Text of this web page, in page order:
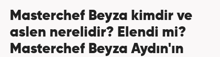
Masterchef Beyza kimdir ve
aslen nerelidir? Elendi mi?
Masterchef Beyza Aydın'ın